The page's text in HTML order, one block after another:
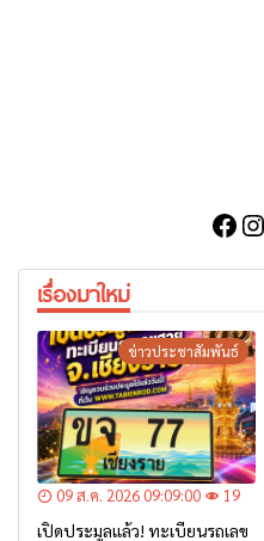
เรื่องมาใหม่
ข่าวประชาสัมพันธ์
09 ส.ค. 2026 09:09:00 19
เปิดประมูลแล้ว! ทะเบียนรถเลข